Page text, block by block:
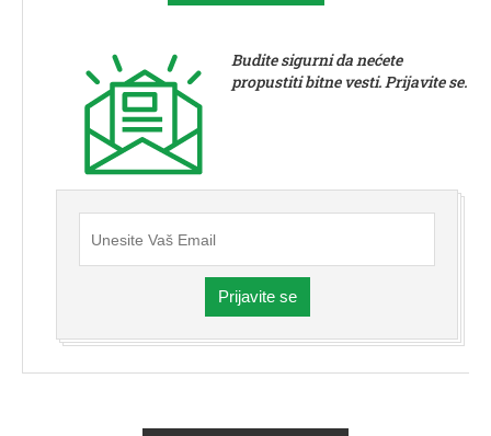
Budite sigurni da nećete
propustiti bitne vesti. Prijavite se.
Prijavite se